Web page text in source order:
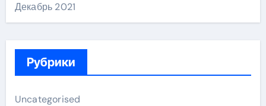
Декабрь 2021
Рубрики
Uncategorised